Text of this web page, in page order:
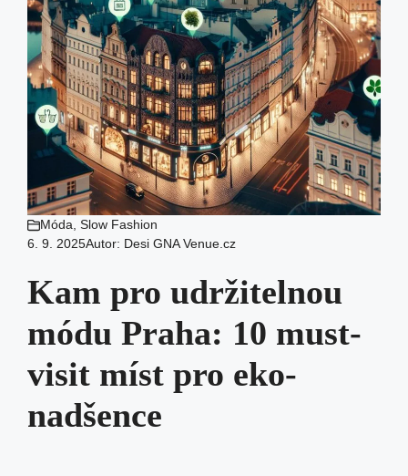
Móda Slow Fashion
6. 9. 2025Autor: Desi GNA Venue.cz
Kam pro udržitelnou
módu Praha: 10 must-
visit míst pro eko-
nadšence